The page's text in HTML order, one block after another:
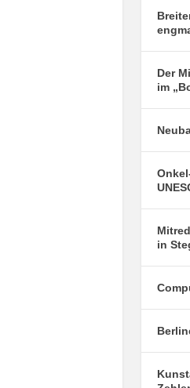
Der
im
in